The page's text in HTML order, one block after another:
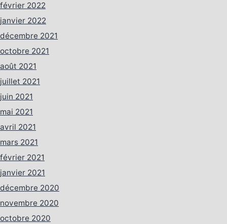
février 2022
janvier 2022
décembre 2021
octobre 2021
août 2021
juillet 2021
juin 2021
mai 2021
avril 2021
mars 2021
février 2021
janvier 2021
décembre 2020
novembre 2020
octobre 2020